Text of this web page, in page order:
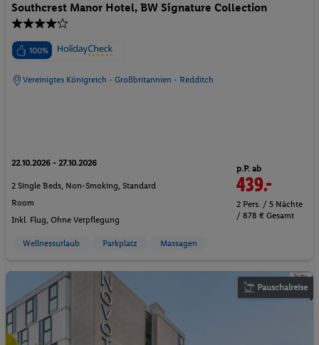
Southcrest Manor Hotel, BW Signature Collection
100%
Vereinigtes Königreich - Großbritannien - Redditch
22.10.2026 - 27.10.2026
2 Single Beds, Non-Smoking, Standard
Room
Inkl. Flug, Ohne Verpflegung
p.P. ab
439.-
2 Pers. / 5 Nächte
/ 878 € Gesamt
Wellnessurlaub Parkplatz Massagen
Pauschalreise